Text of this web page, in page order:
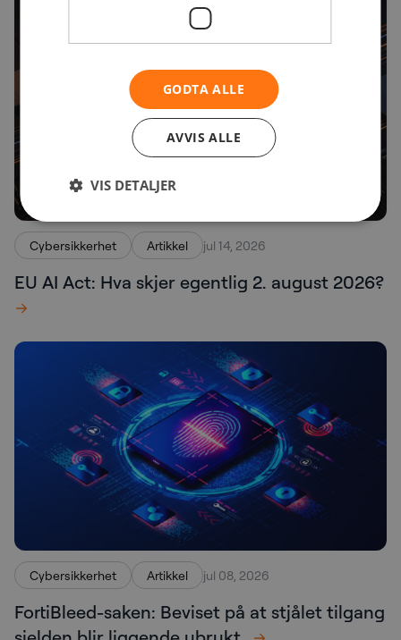
Cybersikkerhet Artikkel jul 14, 2026
EU AI Act: Hva skjer egentlig 2. august 2026?
Cybersikkerhet Artikkel jul 08, 2026
FortiBleed-saken: Beviset på at stjålet tilgang
GODTA ALLE
AVVIS ALLE
VIS DETALJER